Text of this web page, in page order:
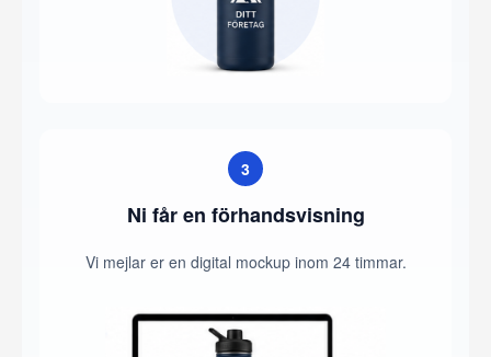
3
Ni får en förhandsvisning
Vi mejlar er en digital mockup inom 24 timmar.